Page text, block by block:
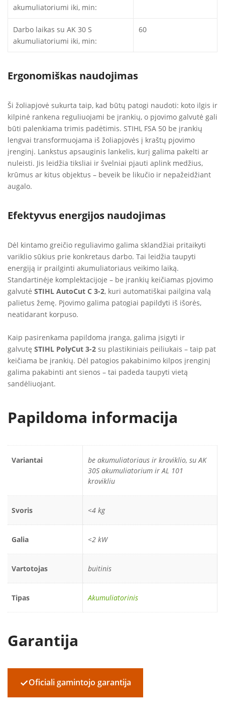
akumuliatoriumi iki, min:
Darbo laikas su AK 30 S
akumuliatoriumi iki, min:
60
Ergonomiškas naudojimas
Ši žoliapjovė sukurta taip, kad būtų patogi naudoti: koto ilgis ir
kilpinė rankena reguliuojami be įrankių, o pjovimo galvutė gali
būti palenkiama trimis padėtimis. STIHL FSA 50 be įrankių
lengvai transformuojama iš žoliapjovės į kraštų pjovimo
įrenginį. Lankstus apsauginis lankelis, kurį galima pakelti ar
nuleisti. Jis leidžia tiksliai ir švelniai pjauti aplink medžius,
krūmus ar kitus objektus – beveik be likučio ir nepažeidžiant
augalo.
Efektyvus energijos naudojimas
Dėl kintamo greičio reguliavimo galima sklandžiai pritaikyti
variklio sūkius prie konkretaus darbo. Tai leidžia taupyti
energiją ir prailginti akumuliatoriaus veikimo laiką.
Standartinėje komplektacijoje – be įrankių keičiamas pjovimo
galvutė STIHL AutoCut C 3-2, kuri automatiškai pailgina valą
palietus žemę. Pjovimo galima patogiai papildyti iš išorės,
neatidarant korpuso.
Kaip pasirenkama papildoma įranga, galima įsigyti ir
galvutę STIHL PolyCut 3-2 su plastikiniais peiliukais – taip pat
keičiama be įrankių. Dėl patogios pakabinimo kilpos įrenginį
galima pakabinti ant sienos – tai padeda taupyti vietą
sandėliuojant.
Papildoma informacija
Variantai
be akumuliatoriaus ir kroviklio, su AK
30S akumuliatorium ir AL 101
krovikliu
Svoris <4 kg
Galia <2 kW
Vartotojas buitinis
Tipas Akumuliatorinis
Garantija
✓Oficiali gamintojo garantija